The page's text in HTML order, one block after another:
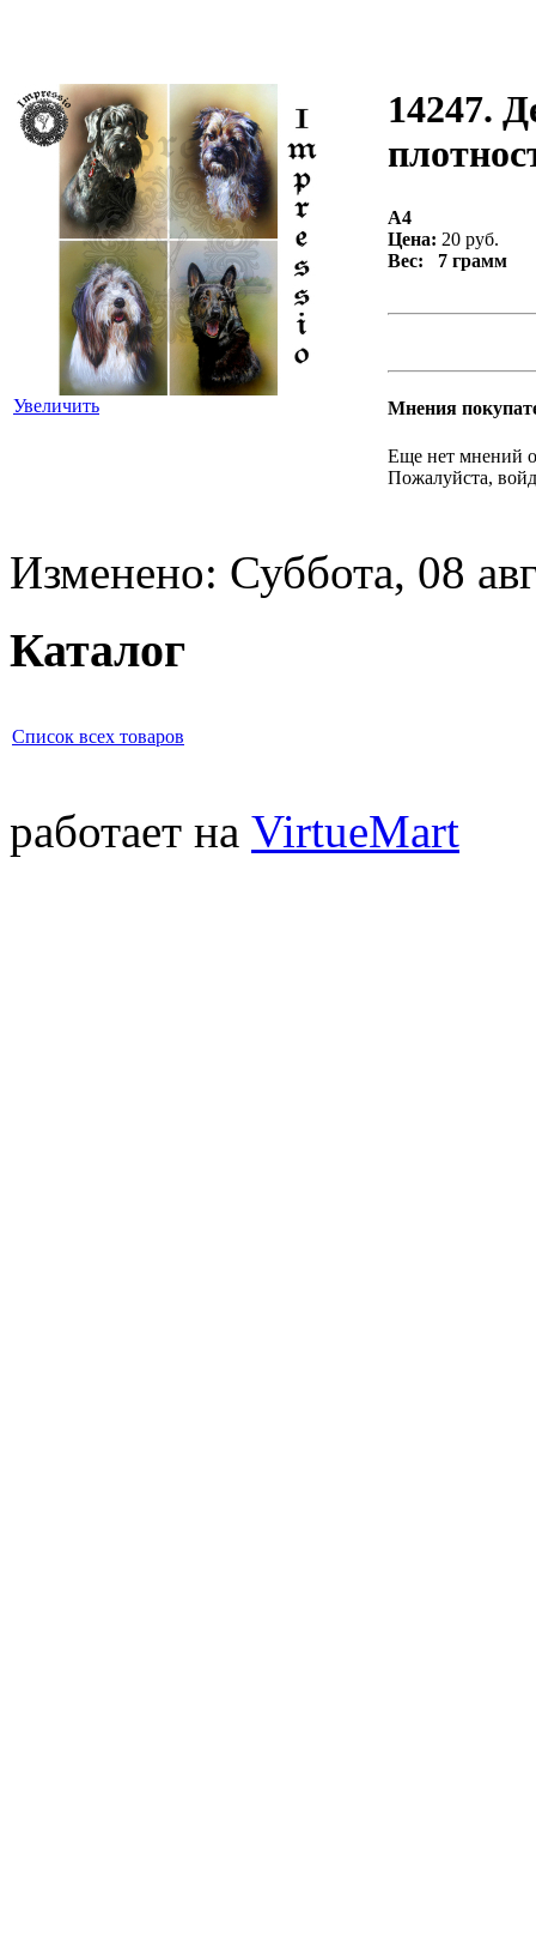
Увеличить
14247.
А4
Цена: 20 руб.
Вес: 7 грамм
Мнения
Еще нет мнений
Пожалуйста,
Изменено: Суббота, 08
Каталог
Список всех товаров
работает на VirtueMart